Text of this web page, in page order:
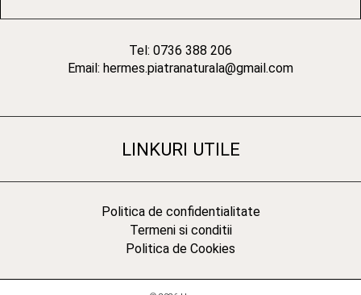
Tel: 0736 388 206
Email: hermes.piatranaturala@gmail.com
LINKURI UTILE
Politica de confidentialitate
Termeni si conditii
Politica de Cookies